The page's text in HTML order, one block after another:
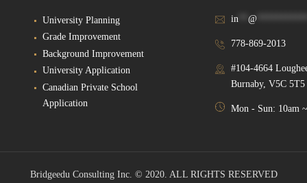
University Planning
Grade Improvement
Background Improvement
University Application
Canadian Private School
Application
in **@
778-869-2013
#104-4664
Burnaby, V5C 5T5
Mon - Sun: 10am
Bridgeedu Consulting Inc. © 2020. ALL RIGHTS RESERVED